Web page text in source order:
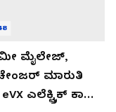
ಮೈಲೇಜ್,
ಮಾರುತಿ